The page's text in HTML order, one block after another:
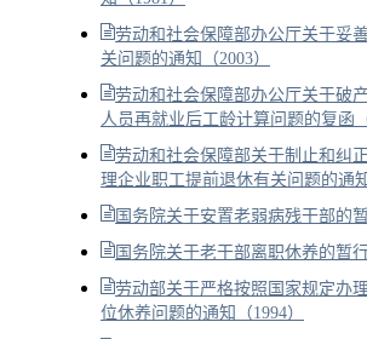
劳动和社会保障部办公厅关于妥
关问题的通知（2003）
劳动和社会保障部办公厅关于破
人员再就业后工龄计算问题的复函（
劳动和社会保障部关于制止和纠
理企业职工提前退休有关问题的通知
国务院关于安置老弱病残干部的
国务院关于老干部离职休养的暂行
劳动部关于严格按照国家规定办
位休养问题的通知（1994）